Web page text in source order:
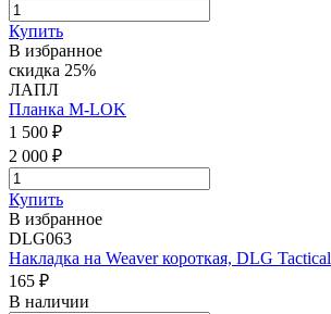
Купить
В избранное
скидка 25%
ЛАПЛ
Планка M-LOK
1 500 ₽
2 000 ₽
Купить
В избранное
DLG063
Накладка на Weaver короткая, DLG Tactical
165 ₽
В наличии